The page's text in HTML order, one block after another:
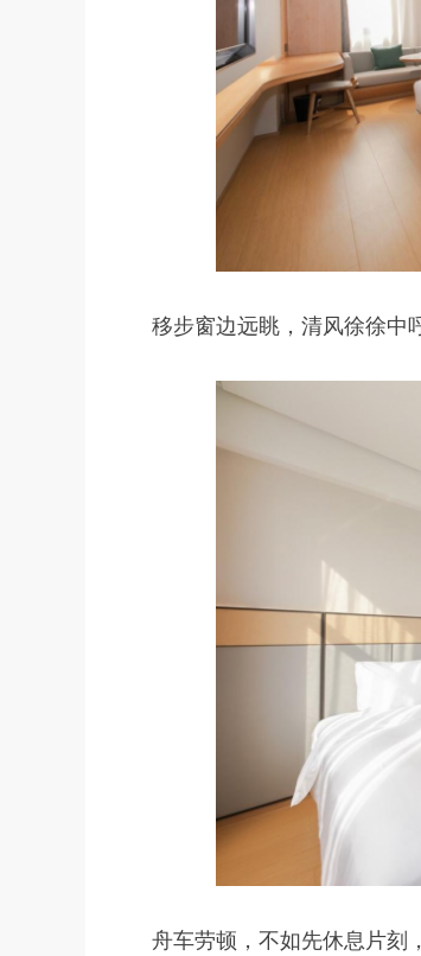
移步窗边远眺，清风徐徐中
舟车劳顿，不如先休息片刻